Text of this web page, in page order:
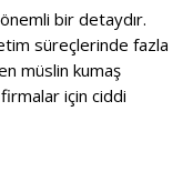
bir detaydır.
süreçlerinde fazla
müslin kumaş
için ciddi